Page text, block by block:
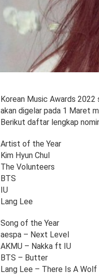
Korean Music Awards 2022
akan digelar pada 1 Maret
Berikut daftar lengkap
Artist of the Year
Kim Hyun Chul
The Volunteers
BTS
IU
Lang Lee
Song of the Year
aespa – Next Level
AKMU – Nakka ft IU
BTS – Butter
Lang Lee – There Is A Wolf